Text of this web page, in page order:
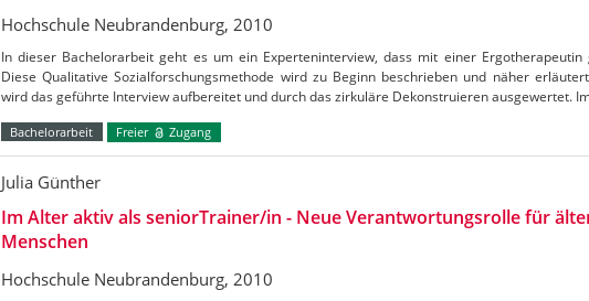
Hochschule Neubrandenburg, 2010
In dieser Bachelorarbeit geht es um ein Experteninterview, dass mit einer Ergotherapeutin
Diese Qualitative Sozialforschungsmethode wird zu Beginn beschrieben und näher
wird das geführte Interview aufbereitet und durch das zirkuläre Dekonstruieren ausgewertet.
Bachelorarbeit Freier Zugang
Julia Günther
Im Alter aktiv als seniorTrainer/in - Neue Verantwortungsrolle für
Menschen
Hochschule Neubrandenburg, 2010